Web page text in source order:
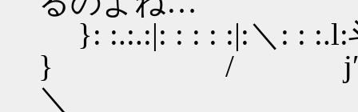
}: :.:.:|: : : : :|:＼: : :.l:
} / j′ ,
＼